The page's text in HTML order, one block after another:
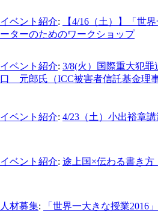
イベント紹介:
【4/16（土）】「世
ーターのためのワークショップ
イベント紹介: 3/8(火）国際重大犯
口 元郎氏（ICC被害者信託基金理
イベント紹介: 4/23（土）小出裕章
イベント紹介: 途上国×伝わる書き方
人材募集: 「世界一大きな授業2016